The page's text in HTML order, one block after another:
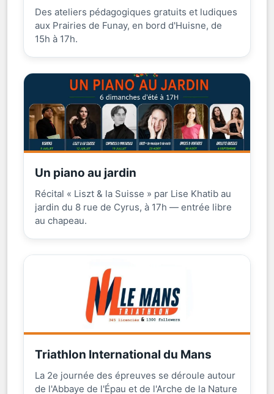
Des ateliers pédagogiques gratuits et ludiques
aux Prairies de Funay, en bord d'Huisne, de
15h à 17h.
Un piano au jardin
Récital « Liszt & la Suisse » par Lise Khatib au
jardin du 8 rue de Cyrus, à 17h — entrée libre
au chapeau.
Triathlon International du Mans
La 2e journée des épreuves se déroule autour
de l'Abbaye de l'Épau et de l'Arche de la Nature